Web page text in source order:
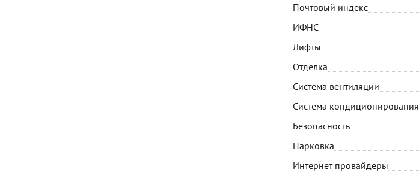
Почтовый индекс
ИФНС
Лифты
Отделка
Система вентиляции
Система кондиционирования
Безопасность
Парковка
Интернет провайдеры